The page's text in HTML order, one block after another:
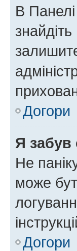
В
Догори
Я забув
Не
може
Догори